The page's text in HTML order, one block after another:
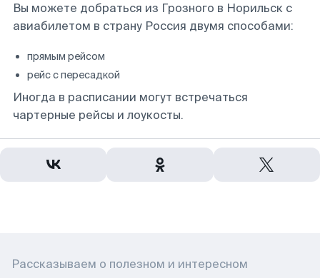
Вы можете добраться из Грозного в Норильск с
авиабилетом в страну Россия двумя способами:
прямым рейсом
рейс с пересадкой
Иногда в расписании могут встречаться
чартерные рейсы и лоукосты.
Рассказываем о полезном и интересном